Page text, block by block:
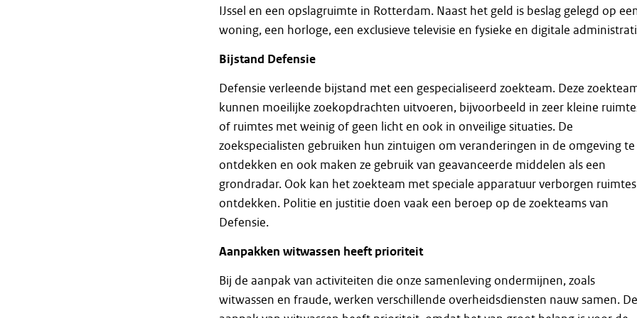
IJssel en een opslagruimte in Rotterdam. Naast het geld is beslag gelegd op
woning, een horloge, een exclusieve televisie en fysieke en digitale
Bijstand Defensie
Defensie verleende bijstand met een gespecialiseerd zoekteam. Deze
kunnen moeilijke zoekopdrachten uitvoeren, bijvoorbeeld in zeer kleine
of ruimtes met weinig of geen licht en ook in onveilige situaties. De
zoekspecialisten gebruiken hun zintuigen om veranderingen in de omgeving te
ontdekken en ook maken ze gebruik van geavanceerde middelen als een
grondradar. Ook kan het zoekteam met speciale apparatuur verborgen ruimtes
ontdekken. Politie en justitie doen vaak een beroep op de zoekteams van
Defensie.
Aanpakken witwassen heeft prioriteit
Bij de aanpak van activiteiten die onze samenleving ondermijnen, zoals
witwassen en fraude, werken verschillende overheidsdiensten nauw samen. De